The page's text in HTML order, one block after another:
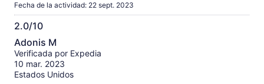
Fecha de la actividad: 22 sept. 2023
2.0/10
2.0
de
10
Adonis M
Verificada por Expedia
10 mar. 2023
Estados Unidos